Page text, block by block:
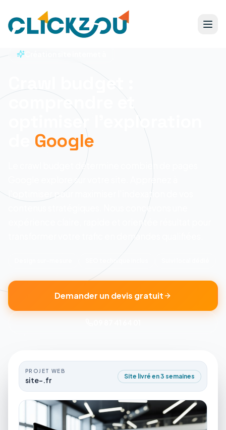
Crawl budget :
comprendre et
optimiser l'exploration
Google
Le crawl budget détermine combien de pages
Google explore sur votre site. Apprenez à
l'optimiser pour maximiser l'indexation de vos
Nous concevons une
expérience claire, rapide et orientée résultat pour
transformer votre trafic en demandes qualifiées.
Demander un devis gratuit
PROJET WEB
site-.fr Site livré en 3 semaines